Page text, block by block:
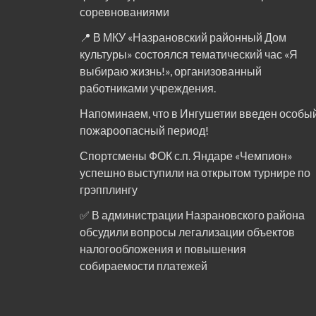
соревнованиями
📍 В МКУ «Назрановский районный Дом
культуры» состоялся тематический час «Я
выбираю жизнь!», организованный
работниками учреждения.
Напоминаем, что в Ингушетии введен
пожароопасный период!⁣⁣⠀
Спортсмены ФОК с.п. Яндаре «Чемпион»
успешно выступили на открытом турнире по
грэпплингу
✅ В администрации Назрановского района
обсудили вопросы легализации объектов
налогообложения и повышения
собираемости платежей